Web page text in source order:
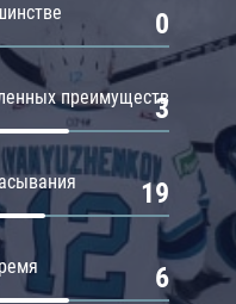
0
преимуществ
3
19
6